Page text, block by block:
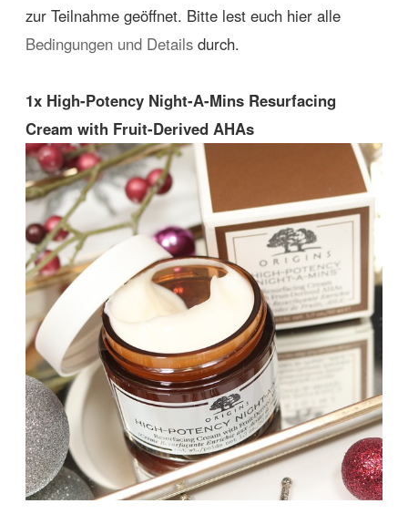
zur Teilnahme geöffnet. Bitte lest euch hier alle
Bedingungen und Details durch.
1x High-Potency Night-A-Mins Resurfacing
Cream with Fruit-Derived AHAs